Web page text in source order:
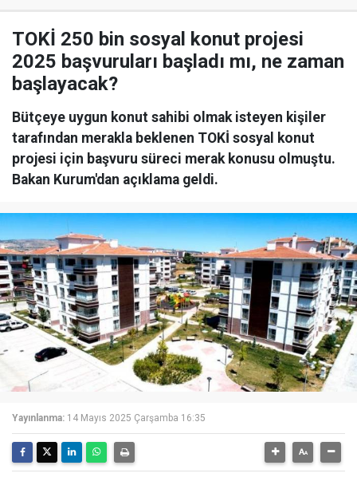
TOKİ 250 bin sosyal konut projesi
2025 başvuruları başladı mı, ne zaman
başlayacak?
Bütçeye uygun konut sahibi olmak isteyen kişiler
tarafından merakla beklenen TOKİ sosyal konut
projesi için başvuru süreci merak konusu olmuştu.
Bakan Kurum'dan açıklama geldi.
Yayınlanma: 14 Mayıs 2025 Çarşamba 16:35